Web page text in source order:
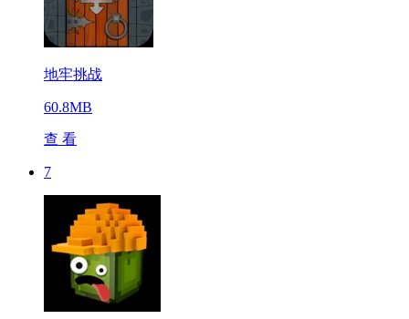
地牢挑战
60.8MB
查 看
7